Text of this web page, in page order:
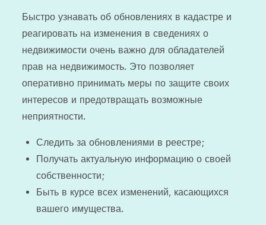
Быстро узнавать об обновлениях в кадастре и
реагировать на изменения в сведениях о
недвижимости очень важно для обладателей
прав на недвижимость. Это позволяет
оперативно принимать меры по защите своих
интересов и предотвращать возможные
неприятности.
Следить за обновлениями в реестре;
Получать актуальную информацию о своей
собственности;
Быть в курсе всех изменений, касающихся
вашего имущества.